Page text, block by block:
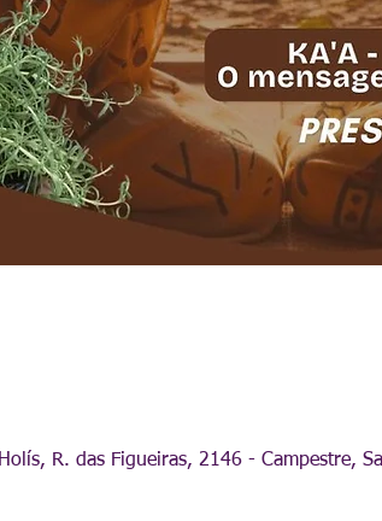
R. das Figueiras, 2146 - Campestre,